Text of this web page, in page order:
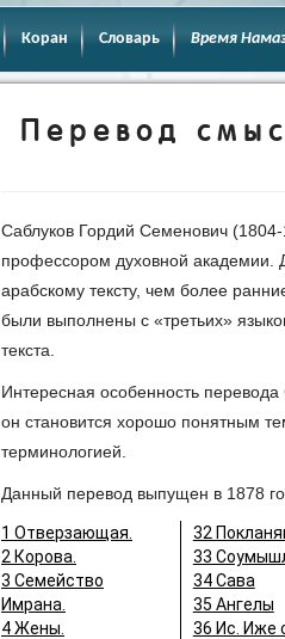
Коран Словарь Время
Перевод
Саблуков Гордий Семенович
профессором духовной академии.
арабскому тексту, чем более
были выполнены с «третьих»
текста.
Интересная особенность перевода
он становится хорошо понятным
терминологией.
Данный перевод выпущен в 1878
1 Отверзающая.
2 Корова.
3 Семейство
Имрана.
4 Жены.
32
33
34 Сава
35 Ангелы
36 Ис. Иже